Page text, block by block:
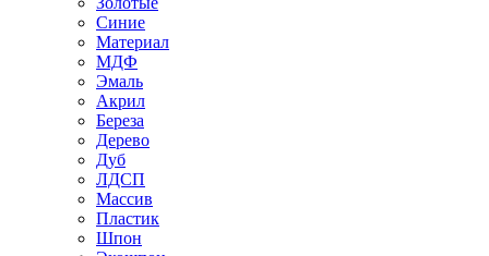
Синие
Материал
МДФ
Эмаль
Акрил
Береза
Дерево
Дуб
ЛДСП
Массив
Пластик
Шпон